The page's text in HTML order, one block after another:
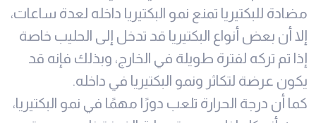
مضادة للبكتيريا تمنع نمو البكتيريا داخله لعدة ساعات،
إلا أن بعض أنواع البكتيريا قد تدخل إلى الحليب خاصة
إذا تم تركه لفترة طويلة في الخارج، وبذلك فإنه قد
يكون عرضة لتكاثر ونمو البكتيريا في داخله.
كما أن درجة الحرارة تلعب دورًا مهمًا في نمو البكتيريا،